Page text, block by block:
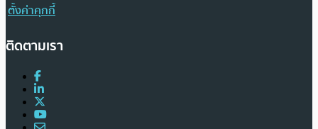
ตั้งค่าคุกกี้
ติดตามเรา